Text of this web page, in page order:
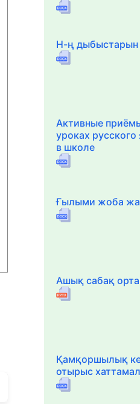
Н-ң
Активные
уроках
в школе
Ғылыми жоба
Ашық сабақ
Қамқоршылық
отырыс